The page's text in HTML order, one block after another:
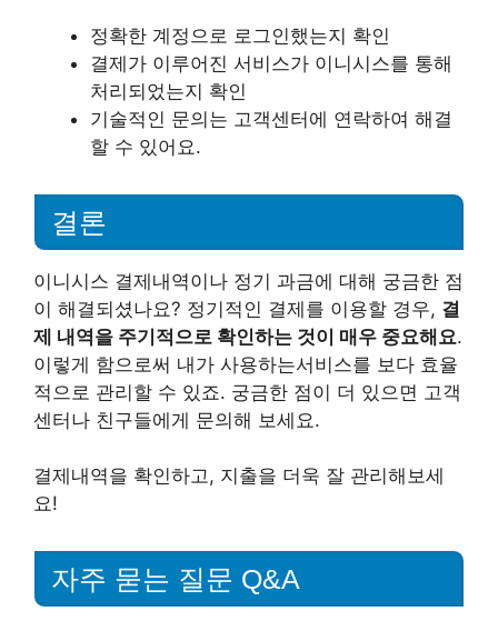
정확한 계정으로 로그인했는지 확인
결제가 이루어진 서비스가 이니시스를 통해
처리되었는지 확인
기술적인 문의는 고객센터에 연락하여 해결
할 수 있어요.
결론
이니시스 결제내역이나 정기 과금에 대해 궁금한 점
이 해결되셨나요? 정기적인 결제를 이용할 경우, 결
제 내역을 주기적으로 확인하는 것이 매우 중요해요.
이렇게 함으로써 내가 사용하는서비스를 보다 효율
적으로 관리할 수 있죠. 궁금한 점이 더 있으면 고객
센터나 친구들에게 문의해 보세요.
결제내역을 확인하고, 지출을 더욱 잘 관리해보세
요!
자주 묻는 질문 Q&A